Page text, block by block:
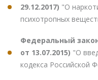
29.12.2017) "О
психотропных
Федеральный
от 13.07.2015) "О
кодекса Российской